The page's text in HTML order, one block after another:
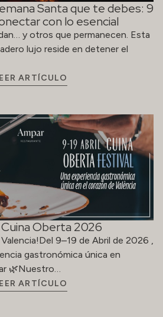
Santa que te debes: 9
con lo esencial
y otros que permanecen. Esta
lujo reside en detener el
ARTÍCULO
Oberta 2026
9–19 de Abril de 2026 ,
gastronómica única en
🌿Nuestro…
ARTÍCULO